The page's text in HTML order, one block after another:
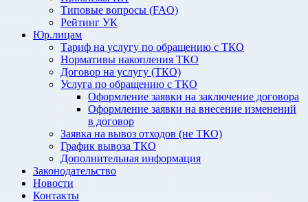
Типовые вопросы (FAQ)
Рейтинг УК
Юр.лицам
Тариф на услугу по обращению с ТКО
Нормативы накопления ТКО
Договор на услугу (ТКО)
Услуга по обращению с ТКО
Оформление заявки на заключение договора
Оформление заявки на внесение изменений
в договор
Заявка на вывоз отходов (не ТКО)
График вывоза ТКО
Дополнительная информация
Законодательство
Новости
Контакты